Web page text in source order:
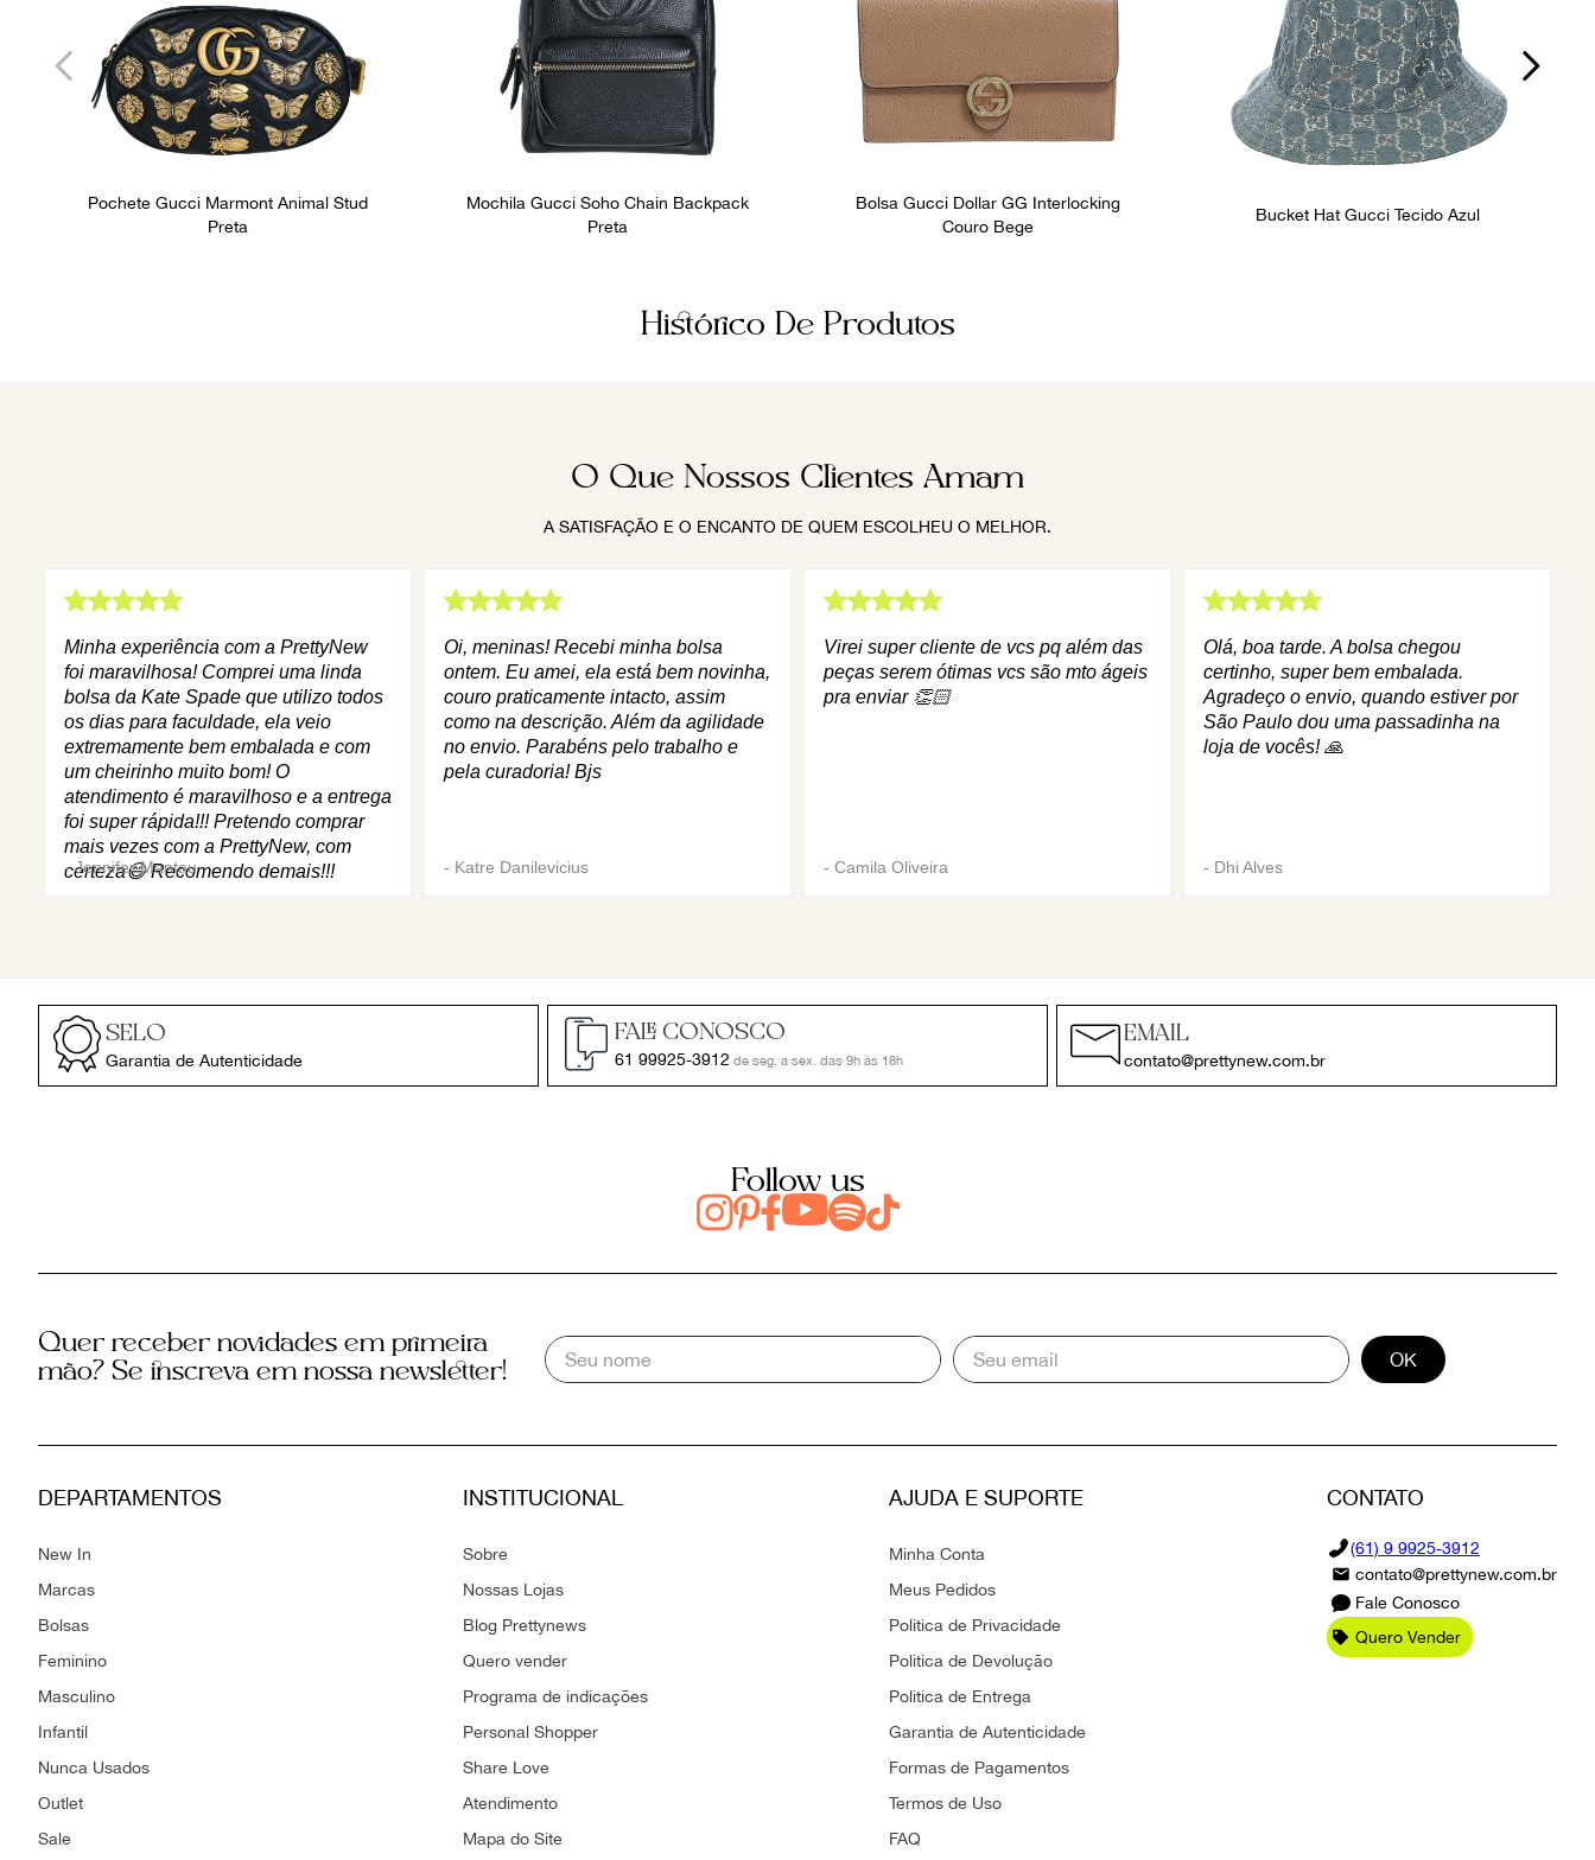
Pochete Gucci Marmont Animal Stud
Preta
Mochila Gucci Soho Chain Backpack
Preta
Bolsa Gucci Dollar GG Interlocking
Couro Bege
Bucket Hat Gucci Tecido Azul
Histórico De Produtos
O Que Nossos Clientes Amam
A SATISFAÇÃO E O ENCANTO DE QUEM ESCOLHEU O MELHOR.
Minha experiência com a PrettyNew
foi maravilhosa! Comprei uma linda
bolsa da Kate Spade que utilizo todos
os dias para faculdade, ela veio
extremamente bem embalada e com
um cheirinho muito bom! O
atendimento é maravilhoso e a entrega
foi super rápida!!! Pretendo comprar
mais vezes com a PrettyNew, com
certeza😄 Recomendo demais!!!
-Jennifer Mantau
Oi, meninas! Recebi minha bolsa
ontem. Eu amei, ela está bem novinha,
couro praticamente intacto, assim
como na descrição. Além da agilidade
no envio. Parabéns pelo trabalho e
pela curadoria! Bjs
- Katre Danilevicius
Virei super cliente de vcs pq além das
peças serem ótimas vcs são mto ágeis
pra enviar 👏🏻
- Camila Oliveira
Olá, boa tarde. A bolsa chegou
certinho, super bem embalada.
Agradeço o envio, quando estiver por
São Paulo dou uma passadinha na
loja de vocês! 🙏
- Dhi Alves
SELO
Garantia de Autenticidade
FALE CONOSCO
61 99925-3912 de seg. a sex. das 9h às 18h
EMAIL
contato@prettynew.com.br
Follow us
Quer receber novidades em primeira
mão? Se inscreva em nossa newsletter!
OK
DEPARTAMENTOS
New In
Marcas
Bolsas
Feminino
Masculino
Infantil
Nunca Usados
Outlet
Sale
INSTITUCIONAL
Sobre
Nossas Lojas
Blog Prettynews
Quero vender
Programa de indicações
Personal Shopper
Share Love
Atendimento
Mapa do Site
AJUDA E SUPORTE
Minha Conta
Meus Pedidos
Politica de Privacidade
Politica de Devolução
Politica de Entrega
Garantia de Autenticidade
Formas de Pagamentos
Termos de Uso
FAQ
CONTATO
(61) 9 9925-3912
contato@prettynew.com.br
Fale Conosco
Quero Vender